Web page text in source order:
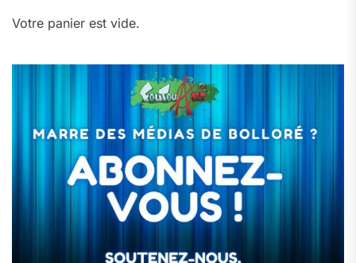
Votre panier est vide.